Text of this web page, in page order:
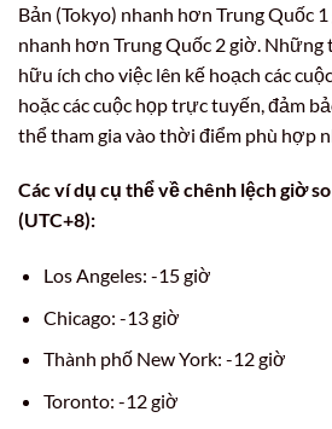
Bản (Tokyo) nhanh hơn Trung Quốc
nhanh hơn Trung Quốc 2 giờ. Những
hữu ích cho việc lên kế hoạch các
hoặc các cuộc họp trực tuyến, đảm
thể tham gia vào thời điểm phù hợp
Các ví dụ cụ thể về chênh lệch giờ
(UTC+8):
Los Angeles: -15 giờ
Chicago: -13 giờ
Thành phố New York: -12 giờ
Toronto: -12 giờ